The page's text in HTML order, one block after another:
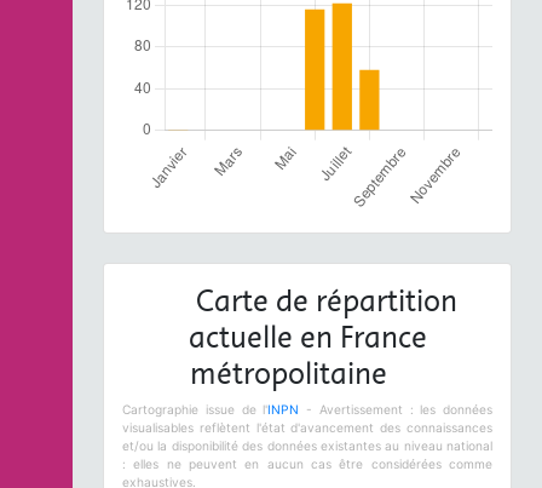
Carte de répartition
actuelle en France
métropolitaine
Cartographie issue de l'INPN
- Avertissement : les données
visualisables reflètent l'état d'avancement des connaissances
et/ou la disponibilité des données existantes au niveau national
: elles ne peuvent en aucun cas être considérées comme
exhaustives.